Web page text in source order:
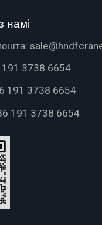
намі
3738 6654
191 3738 6654
191 3738 6654